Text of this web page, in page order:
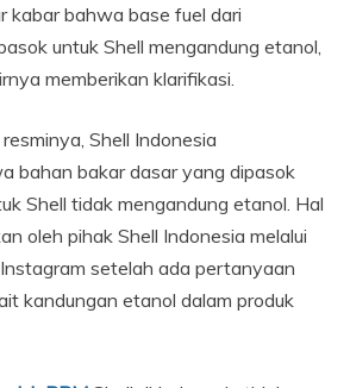
kabar bahwa base fuel dari
untuk Shell mengandung etanol,
memberikan klarifikasi.
Shell Indonesia
bahan bakar dasar yang dipasok
Shell tidak mengandung etanol. Hal
oleh pihak Shell Indonesia melalui
setelah ada pertanyaan
kandungan etanol dalam produk